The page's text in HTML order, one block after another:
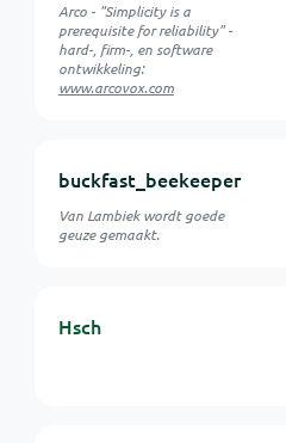
Arco - "Simplicity is a
prerequisite for reliability" -
hard-, firm-, en software
ontwikkeling:
www.arcovox.com
buckfast_beekeeper
Van Lambiek wordt goede
geuze gemaakt.
Hsch